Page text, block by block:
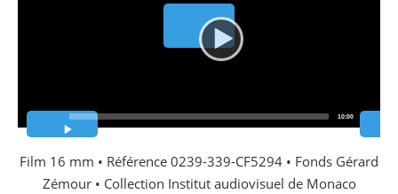
Durée
10:00
Film 16 mm • Référence 0239-339-CF5294 • Fonds Gérard
Zémour • Collection Institut audiovisuel de Monaco